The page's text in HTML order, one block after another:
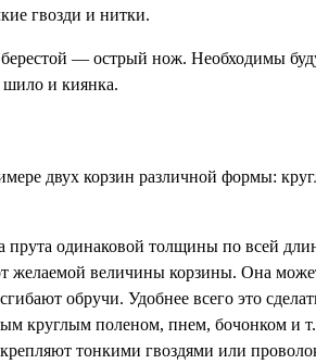
гвозди и нитки.
— острый нож. Необходимы
и киянка.
двух корзин различной формы:
прута одинаковой толщины по всей
желаемой величины корзины. Она
обручи. Удобнее всего это
круглым поленом, пнем, бочонком и
тонкими гвоздями или